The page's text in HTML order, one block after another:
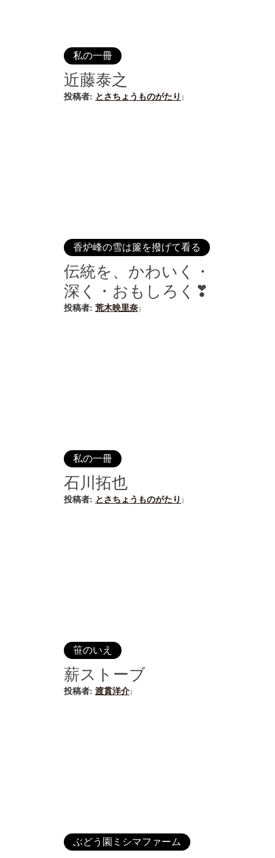
私の一冊
近藤泰之
投稿者: とさちょうものがたり
香炉峰の雪は簾を撥げて看る
伝統を、かわいく・
深く・おもしろく❣
投稿者: 荒木映里奈
私の一冊
石川拓也
投稿者: とさちょうものがたり
笹のいえ
薪ストーブ
投稿者: 渡貫洋介
ぶどう園ミシマファーム